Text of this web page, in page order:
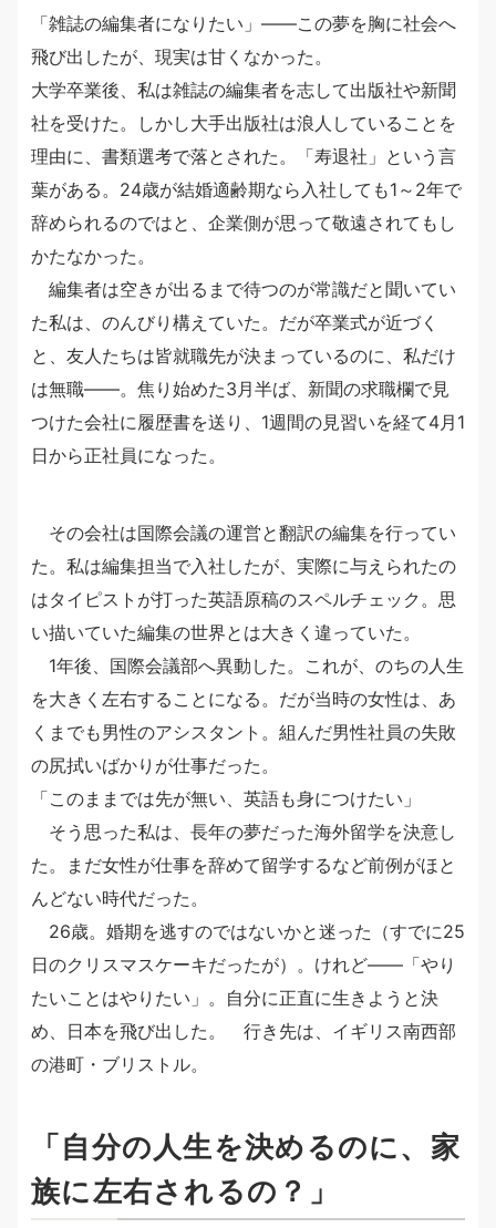
「雑誌の編集者になりたい」――この夢を胸に社会へ
飛び出したが、現実は甘くなかった。
大学卒業後、私は雑誌の編集者を志して出版社や新聞
社を受けた。しかし大手出版社は浪人していることを
理由に、書類選考で落とされた。「寿退社」という言
葉がある。24歳が結婚適齢期なら入社しても1～2年で
辞められるのではと、企業側が思って敬遠されてもし
かたなかった。
編集者は空きが出るまで待つのが常識だと聞いてい
た私は、のんびり構えていた。だが卒業式が近づく
と、友人たちは皆就職先が決まっているのに、私だけ
は無職――。焦り始めた3月半ば、新聞の求職欄で見
つけた会社に履歴書を送り、1週間の見習いを経て4月1
日から正社員になった。
その会社は国際会議の運営と翻訳の編集を行ってい
た。私は編集担当で入社したが、実際に与えられたの
はタイピストが打った英語原稿のスペルチェック。思
い描いていた編集の世界とは大きく違っていた。
1年後、国際会議部へ異動した。これが、のちの人生
を大きく左右することになる。だが当時の女性は、あ
くまでも男性のアシスタント。組んだ男性社員の失敗
の尻拭いばかりが仕事だった。
「このままでは先が無い、英語も身につけたい」
そう思った私は、長年の夢だった海外留学を決意し
た。まだ女性が仕事を辞めて留学するなど前例がほと
んどない時代だった。
26歳。婚期を逃すのではないかと迷った（すでに25
日のクリスマスケーキだったが）。けれど――「やり
たいことはやりたい」。自分に正直に生きようと決
め、日本を飛び出した。 行き先は、イギリス南西部
の港町・ブリストル。
「自分の人生を決めるのに、家
族に左右されるの？」